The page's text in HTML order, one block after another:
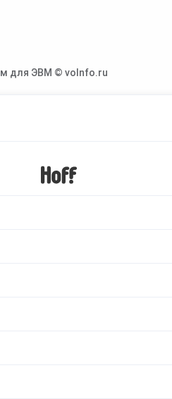
для ЭВМ © voInfo.ru